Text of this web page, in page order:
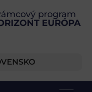
program
EURÓPA